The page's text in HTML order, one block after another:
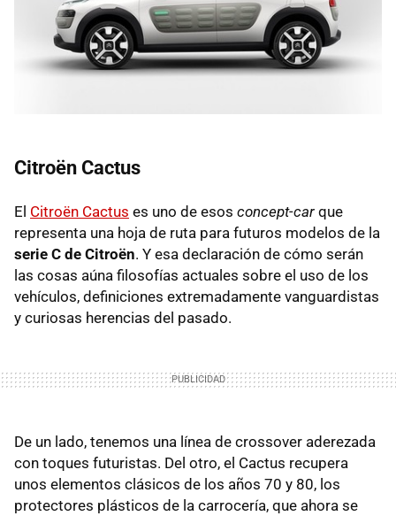
Citroën Cactus
El Citroën Cactus es uno de esos concept-car que
representa una hoja de ruta para futuros modelos de la
serie C de Citroën. Y esa declaración de cómo serán
las cosas aúna filosofías actuales sobre el uso de los
vehículos, definiciones extremadamente vanguardistas
y curiosas herencias del pasado.
De un lado, tenemos una línea de crossover aderezada
con toques futuristas. Del otro, el Cactus recupera
unos elementos clásicos de los años 70 y 80, los
protectores plásticos de la carrocería, que ahora se